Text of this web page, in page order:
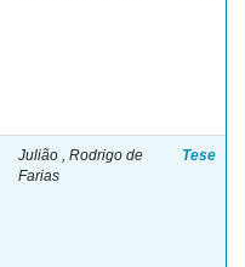
Julião , Rodrigo de
Farias
Tese